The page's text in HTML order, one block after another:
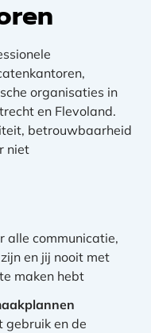
organisaties in
en Flevoland.
betrouwbaarheid
niet
alle communicatie,
en jij nooit met
maken hebt
gebruik en de